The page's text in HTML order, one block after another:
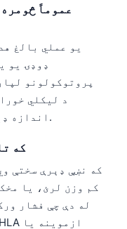
عموماً
یو عملي بالغ
ډوډۍ یو
پروتوکولونو
د لیکلي
اندازه ډېره بدلېږي او اټکل یې سم نه وي.
که
که نښې ډېرې سختې
کم وزن لرئ، یا
له دې چې فشار